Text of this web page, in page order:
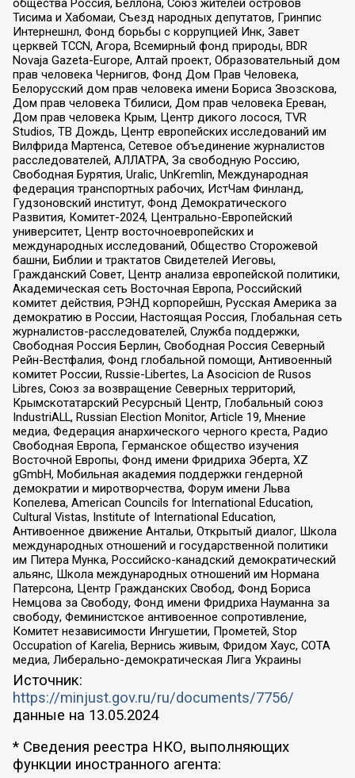
общества Россия, Беллона, Союз жителей островов
Тисима и Хабомаи, Съезд народных депутатов, Гринпис
Интернешнл, Фонд борьбы с коррупцией Инк, Завет
церквей TCCN, Агора, Всемирный фонд природы, BDR
Novaja Gazeta-Europe, Алтай проект, Образовательный дом
прав человека Чернигов, Фонд Дом Прав Человека,
Белорусский дом прав человека имени Бориса Звозскова,
Дом прав человека Тбилиси, Дом прав человека Ереван,
Дом прав человека Крым, Центр дикого лосося, TVR
Studios, ТВ Дождь, Центр европейских исследований им
Вилфрида Мартенса, Сетевое объединение журналистов
расследователей, АЛЛАТРА, За свободную Россию,
Свободная Бурятия, Uralic, UnKremlin, Международная
федерация транспортных рабочих, ИстЧам Финланд,
Гудзоновский институт, Фонд Демократического
Развития, Комитет-2024, Центрально-Европейский
университет, Центр восточноевропейских и
международных исследований, Общество Сторожевой
башни, Библии и трактатов Свидетелей Иеговы,
Гражданский Совет, Центр анализа европейской политики,
Академическая сеть Восточная Европа, Российский
комитет действия, РЭНД корпорейшн, Русская Америка за
демократию в России, Настоящая Россия, Глобальная сеть
журналистов-расследователей, Служба поддержки,
Свободная Россия Берлин, Свободная Россия Северный
Рейн-Вестфалия, Фонд глобальной помощи, Антивоенный
комитет России, Russie-Libertes, La Asocicion de Rusos
Libres, Союз за возвращение Северных территорий,
Крымскотатарский Ресурсный Центр, Глобальный союз
IndustriALL, Russian Election Monitor, Article 19, Мнение
медиа, Федерация анархического черного креста, Радио
Свободная Европа, Германское общество изучения
Восточной Европы, Фонд имени Фридриха Эберта, XZ
gGmbH, Мобильная академия поддержки гендерной
демократии и миротворчества, Форум имени Льва
Копелева, American Councils for International Education,
Cultural Vistas, Institute of International Education,
Антивоенное движение Антальи, Открытый диалог, Школа
международных отношений и государственной политики
им Питера Мунка, Российско-канадский демократический
альянс, Школа международных отношений им Нормана
Патерсона, Центр Гражданских Свобод, Фонд Бориса
Немцова за Свободу, Фонд имени Фридриха Науманна за
свободу, Феминистское антивоенное сопротивление,
Комитет независимости Ингушетии, Прометей, Stop
Occupation of Karelia, Вернись живым, Фридом Хаус, СОТА
медиа, Либерально-демократическая Лига Украины
Источник:
https://minjust.gov.ru/ru/documents/7756/
данные на 13.05.2024
* Сведения реестра НКО, выполняющих
функции иностранного агента: